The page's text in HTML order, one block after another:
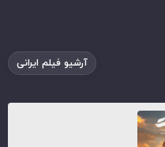
آرشیو فیلم ایرانی